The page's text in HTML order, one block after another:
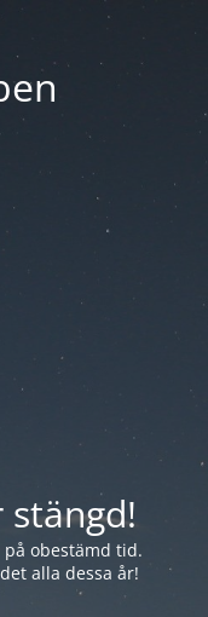
stängd!
obestämd tid.
alla dessa år!